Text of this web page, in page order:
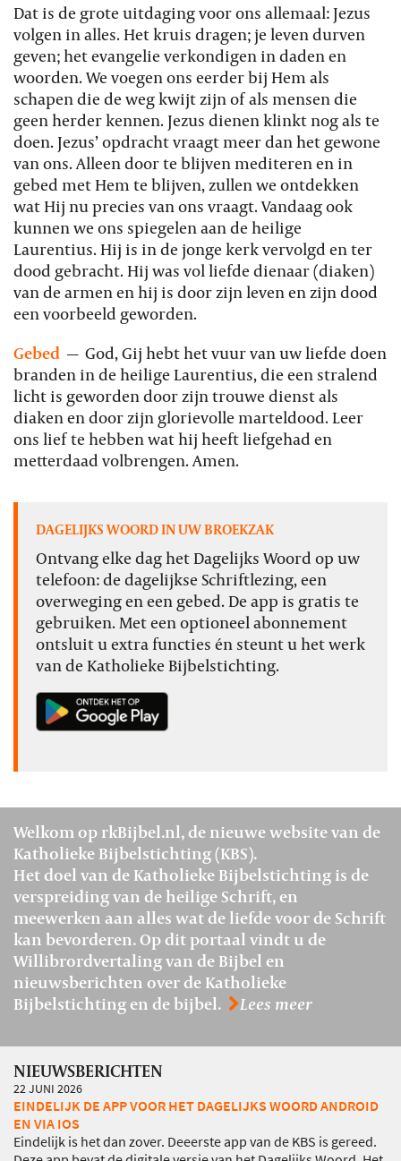
Dat is de grote uitdaging voor ons allemaal: Jezus
volgen in alles. Het kruis dragen; je leven durven
geven; het evangelie verkondigen in daden en
woorden. We voegen ons eerder bij Hem als
schapen die de weg kwijt zijn of als mensen die
geen herder kennen. Jezus dienen klinkt nog als te
doen. Jezus’ opdracht vraagt meer dan het gewone
van ons. Alleen door te blijven mediteren en in
gebed met Hem te blijven, zullen we ontdekken
wat Hij nu precies van ons vraagt. Vandaag ook
kunnen we ons spiegelen aan de heilige
Laurentius. Hij is in de jonge kerk vervolgd en ter
dood gebracht. Hij was vol liefde dienaar (diaken)
van de armen en hij is door zijn leven en zijn dood
een voorbeeld geworden.
Gebed — God, Gij hebt het vuur van uw liefde doen
branden in de heilige Laurentius, die een stralend
licht is geworden door zijn trouwe dienst als
diaken en door zijn glorievolle marteldood. Leer
ons lief te hebben wat hij heeft liefgehad en
metterdaad volbrengen. Amen.
DAGELIJKS WOORD IN UW BROEKZAK
Ontvang elke dag het Dagelijks Woord op uw
telefoon: de dagelijkse Schriftlezing, een
overweging en een gebed. De app is gratis te
gebruiken. Met een optioneel abonnement
ontsluit u extra functies én steunt u het werk
van de Katholieke Bijbelstichting.
Welkom op rkBijbel.nl, de nieuwe website van de
Katholieke Bijbelstichting (KBS).
Het doel van de Katholieke Bijbelstichting is de
verspreiding van de heilige Schrift, en
meewerken aan alles wat de liefde voor de Schrift
kan bevorderen. Op dit portaal vindt u de
Willibrordvertaling van de Bijbel en
nieuwsberichten over de Katholieke
Bijbelstichting en de bijbel.
Lees meer
NIEUWSBERICHTEN
22 JUNI 2026
EINDELIJK DE APP VOOR HET DAGELIJKS WOORD ANDROID
EN VIA IOS
Eindelijk is het dan zover. Deeerste app van de KBS is gereed.